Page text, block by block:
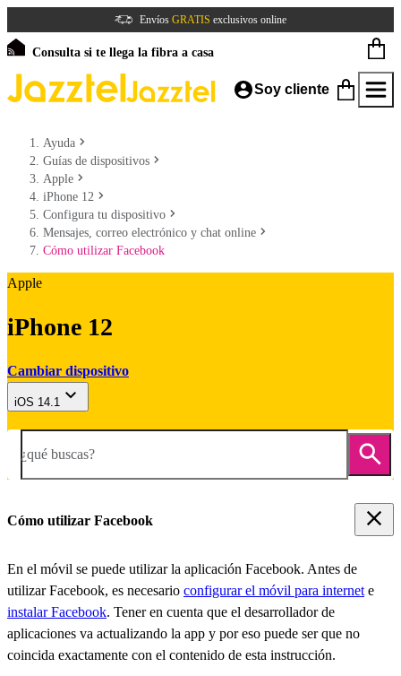
Envíos GRATIS exclusivos online
Consulta si te llega la fibra a casa
Soy cliente
Ayuda
Guías de dispositivos
Apple
iPhone 12
Configura tu dispositivo
Mensajes, correo electrónico y chat online
Cómo utilizar Facebook
Apple
iPhone 12
Cambiar dispositivo
iOS 14.1
¿qué buscas?
Cómo utilizar Facebook
En el móvil se puede utilizar la aplicación Facebook. Antes de
utilizar Facebook, es necesario configurar el móvil para internet e
instalar Facebook. Tener en cuenta que el desarrollador de
aplicaciones va actualizando la app y por eso puede ser que no
coincida exactamente con el contenido de esta instrucción.